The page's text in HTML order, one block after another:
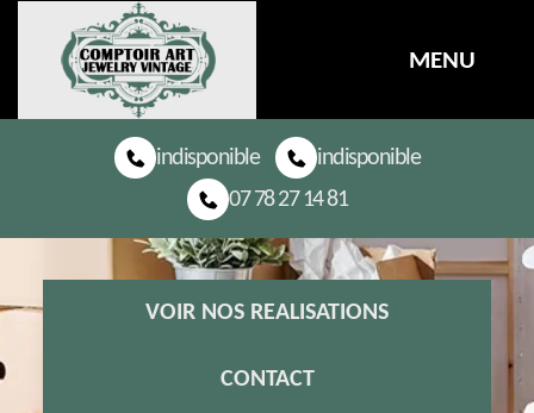
MENU
indisponible
indisponible
07 78 27 14 81
VOIR NOS REALISATIONS
CONTACT